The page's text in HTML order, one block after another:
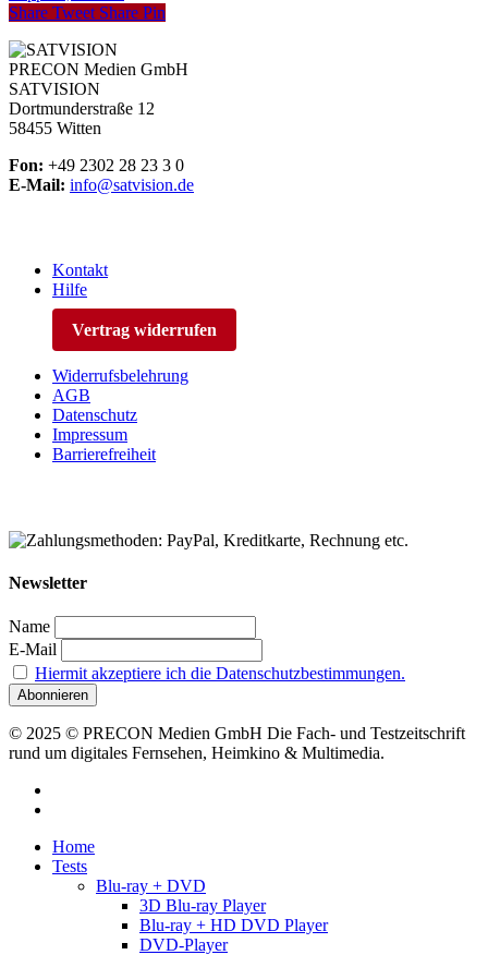
Share Tweet Share Pin
PRECON Medien GmbH
SATVISION
Dortmunderstraße 12
58455 Witten
Fon: +49 2302 28 23 3 0
E-Mail: info@satvision.de
Kontakt
Hilfe
Vertrag widerrufen
Widerrufsbelehrung
AGB
Datenschutz
Impressum
Barrierefreiheit
Newsletter
Name
E-Mail
Hiermit akzeptiere ich die Datenschutzbestimmungen.
© 2025 © PRECON Medien GmbH Die Fach- und Testzeitschrift
rund um digitales Fernsehen, Heimkino & Multimedia.
Close
Menu
Home
Tests
Blu-ray + DVD
3D Blu-ray Player
Blu-ray + HD DVD Player
DVD-Player